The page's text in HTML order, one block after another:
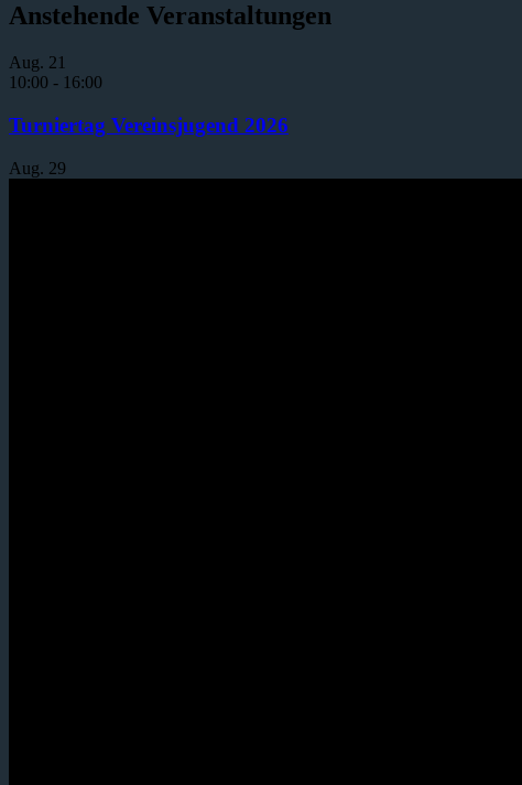
Anstehende Veranstaltungen
Aug. 21
10:00 - 16:00
Turniertag Vereinsjugend 2026
Aug. 29